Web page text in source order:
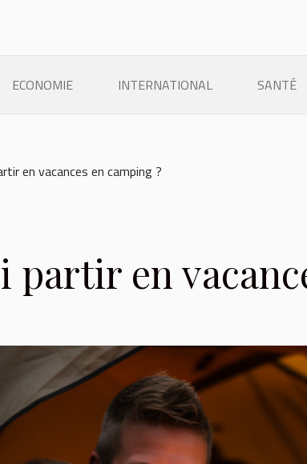
ECONOMIE INTERNATIONAL SANTÉ
en vacances en camping ?
partir en